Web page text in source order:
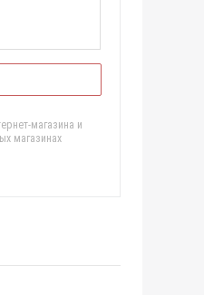
магазина и
магазинах